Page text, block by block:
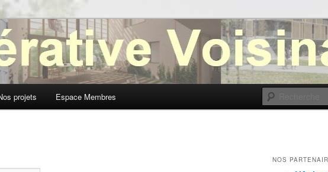
projets Espace Membres
NOS